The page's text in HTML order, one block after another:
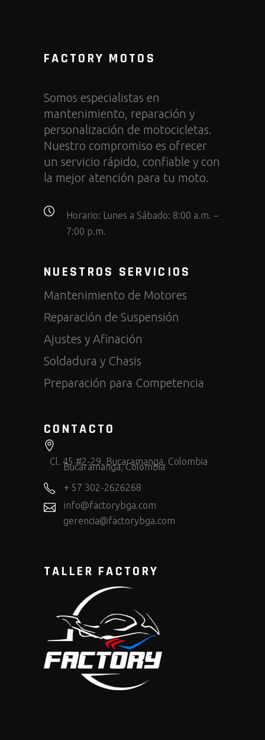
FACTORY MOTOS
Somos especialistas en
mantenimiento, reparación y
personalización de motocicletas.
Nuestro compromiso es ofrecer
un servicio rápido, confiable y con
la mejor atención para tu moto.
Horario: Lunes a Sábado: 8:00 a.m. –
7:00 p.m.
NUESTROS SERVICIOS
Mantenimiento de Motores
Reparación de Suspensión
Ajustes y Afinación
Soldadura y Chasis
Preparación para Competencia
CONTACTO
Cl. 45 #2-29, Bucaramanga, Colombia
Bucaramanga, Colombia
+ 57 302-2626268
info@factorybga.com
gerencia@factorybga.com
TALLER FACTORY